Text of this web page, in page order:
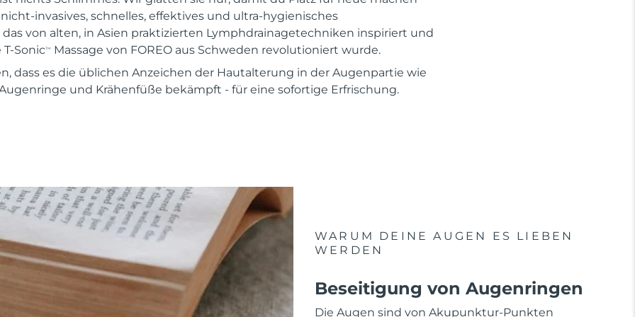
invasives, schnelles, effektives und ultra-hygienisches
von alten, in Asien praktizierten Lymphdrainagetechniken inspiriert und
SonicTM
Massage von FOREO aus Schweden revolutioniert wurde.
dass es die üblichen Anzeichen der Hautalterung in der Augenpartie wie
und Krähenfüße bekämpft - für eine sofortige Erfrischung.
WARUM DEINE AUGEN ES LIEBEN
WERDEN
Beseitigung von Augenringen
Die Augen sind von Akupunktur-Punkten